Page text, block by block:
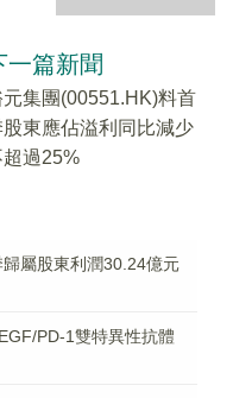
一篇新聞
元集團(00551.HK)料首
股東應佔溢利同比減少
超過25%
屬股東利潤30.24億元
PD-1雙特異性抗體